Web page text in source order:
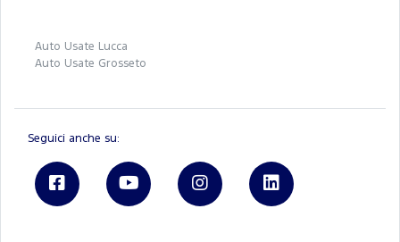
Auto Usate Lucca
Auto Usate Grosseto
Seguici anche su: